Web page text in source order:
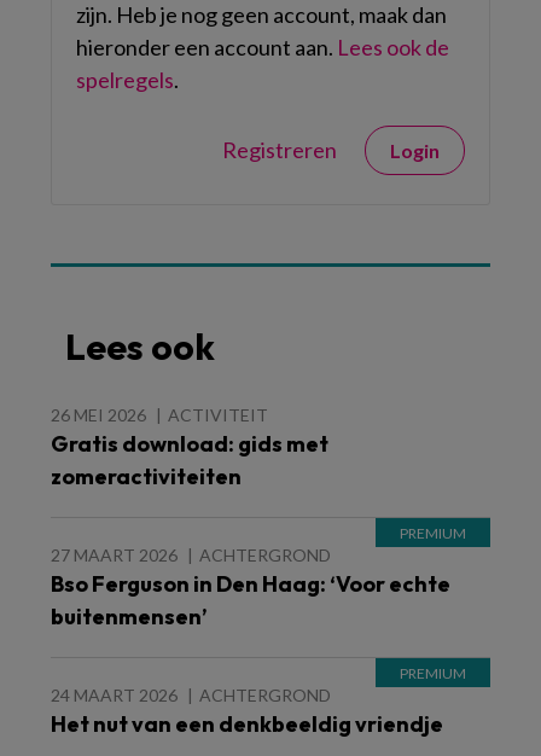
zijn. Heb je nog geen account, maak dan
hieronder een account aan. Lees ook de
spelregels.
Registreren Login
Lees ook
26 MEI 2026 ACTIVITEIT
Gratis download: gids met
zomeractiviteiten
27 MAART 2026 ACHTERGROND
Bso Ferguson in Den Haag: ‘Voor echte
buitenmensen’
24 MAART 2026 ACHTERGROND
Het nut van een denkbeeldig vriendje